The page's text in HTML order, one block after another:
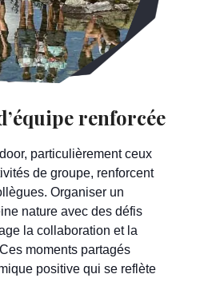
renforcée
particulièrement ceux
de groupe, renforcent
Organiser un
nature avec des défis
la collaboration et la
moments partagés
positive qui se reflète